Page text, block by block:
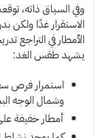
وفي السياق ذاته،
الاستقرار غدًا ولكن
الأمطار في التراجع
يشهد طقس الغد:
استمرار فرص
وشمال الوجه
أمطار خفيفة